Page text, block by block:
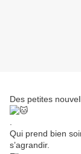
Des petites
Qui prend bien
s’agrandir.